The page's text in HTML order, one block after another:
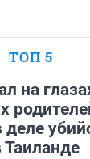
ТОП 5
на
деле
Таиланде